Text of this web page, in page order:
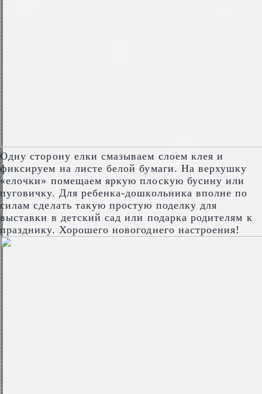
Одну сторону елки смазываем слоем клея и
фиксируем на листе белой бумаги. На верхушку
«елочки» помещаем яркую плоскую бусину или
пуговичку. Для ребенка-дошкольника вполне по
силам сделать такую простую поделку для
выставки в детский сад или подарка родителям к
празднику. Хорошего новогоднего настроения!